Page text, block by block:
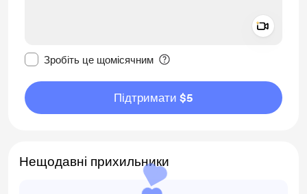
Зробіть це щомісячним
Підтримати $5
Нещодавні прихильники